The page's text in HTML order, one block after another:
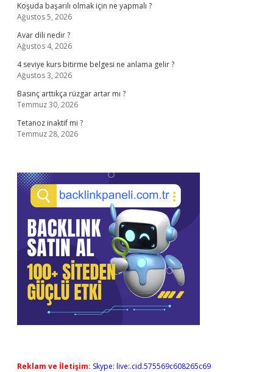
Koşuda başarılı olmak için ne yapmalı ?
Ağustos 5, 2026
Avar dili nedir ?
Ağustos 4, 2026
4 seviye kurs bitirme belgesi ne anlama gelir ?
Ağustos 3, 2026
Basınç arttıkça rüzgar artar mı ?
Temmuz 30, 2026
Tetanoz inaktif mi ?
Temmuz 28, 2026
Reklam ve İletişim: Skype: live:.cid.575569c608265c69